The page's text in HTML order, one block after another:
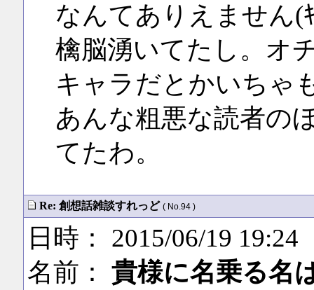
なんてありえません(
檎脳湧いてたし。オ
キャラだとかいちゃ
あんな粗悪な読者の
てたわ。
Re: 創想話雑談すれっど ( No.94 )
日時： 2015/06/19 19:24
名前： 貴様に名乗る名